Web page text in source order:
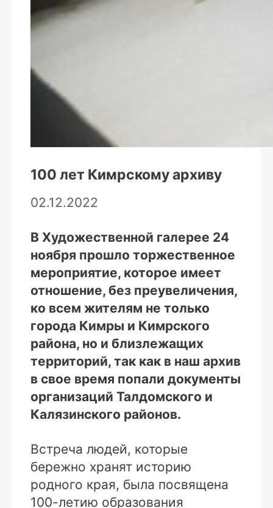
100 лет Кимрскому архиву
02.12.2022
В Художественной галерее 24
ноября прошло торжественное
мероприятие, которое имеет
отношение, без преувеличения,
ко всем жителям не только
города Кимры и Кимрского
района, но и близлежащих
территорий, так как в наш архив
в свое время попали документы
организаций Талдомского и
Калязинского районов.
Встреча людей, которые
бережно хранят историю
родного края, была посвящена
100-летию образования